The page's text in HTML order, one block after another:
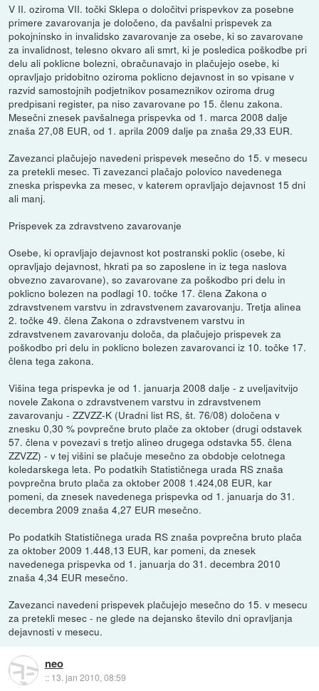
V II. oziroma VII. točki Sklepa o določitvi prispevkov za posebne
primere zavarovanja je določeno, da pavšalni prispevek za
pokojninsko in invalidsko zavarovanje za osebe, ki so zavarovane
za invalidnost, telesno okvaro ali smrt, ki je posledica poškodbe pri
delu ali poklicne bolezni, obračunavajo in plačujejo osebe, ki
opravljajo pridobitno oziroma poklicno dejavnost in so vpisane v
razvid samostojnih podjetnikov posameznikov oziroma drug
predpisani register, pa niso zavarovane po 15. členu zakona.
Mesečni znesek pavšalnega prispevka od 1. marca 2008 dalje
znaša 27,08 EUR, od 1. aprila 2009 dalje pa znaša 29,33 EUR.
Zavezanci plačujejo navedeni prispevek mesečno do 15. v mesecu
za pretekli mesec. Ti zavezanci plačajo polovico navedenega
zneska prispevka za mesec, v katerem opravljajo dejavnost 15 dni
ali manj.
Prispevek za zdravstveno zavarovanje
Osebe, ki opravljajo dejavnost kot postranski poklic (osebe, ki
opravljajo dejavnost, hkrati pa so zaposlene in iz tega naslova
obvezno zavarovane), so zavarovane za poškodbo pri delu in
poklicno bolezen na podlagi 10. točke 17. člena Zakona o
zdravstvenem varstvu in zdravstvenem zavarovanju. Tretja alinea
2. točke 49. člena Zakona o zdravstvenem varstvu in
zdravstvenem zavarovanju določa, da plačujejo prispevek za
poškodbo pri delu in poklicno bolezen zavarovanci iz 10. točke 17.
člena tega zakona.
Višina tega prispevka je od 1. januarja 2008 dalje - z uveljavitvijo
novele Zakona o zdravstvenem varstvu in zdravstvenem
zavarovanju - ZZVZZ-K (Uradni list RS, št. 76/08) določena v
znesku 0,30 % povprečne bruto plače za oktober (drugi odstavek
57. člena v povezavi s tretjo alineo drugega odstavka 55. člena
ZZVZZ) - v tej višini se plačuje mesečno za obdobje celotnega
koledarskega leta. Po podatkih Statističnega urada RS znaša
povprečna bruto plača za oktober 2008 1.424,08 EUR, kar
pomeni, da znesek navedenega prispevka od 1. januarja do 31.
decembra 2009 znaša 4,27 EUR mesečno.
Po podatkih Statističnega urada RS znaša povprečna bruto plača
za oktober 2009 1.448,13 EUR, kar pomeni, da znesek
navedenega prispevka od 1. januarja do 31. decembra 2010
znaša 4,34 EUR mesečno.
Zavezanci navedeni prispevek plačujejo mesečno do 15. v mesecu
za pretekli mesec - ne glede na dejansko število dni opravljanja
dejavnosti v mesecu.
neo
:: 13. jan 2010, 08:59